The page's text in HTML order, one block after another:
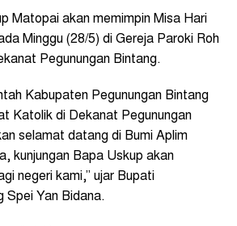
Matopai akan memimpin Misa Hari
Minggu (28/5) di Gereja Paroki Roh
Pegunungan Bintang.
Kabupaten Pegunungan Bintang
Katolik di Dekanat Pegunungan
selamat datang di Bumi Aplim
kunjungan Bapa Uskup akan
negeri kami,” ujar Bupati
Spei Yan Bidana.